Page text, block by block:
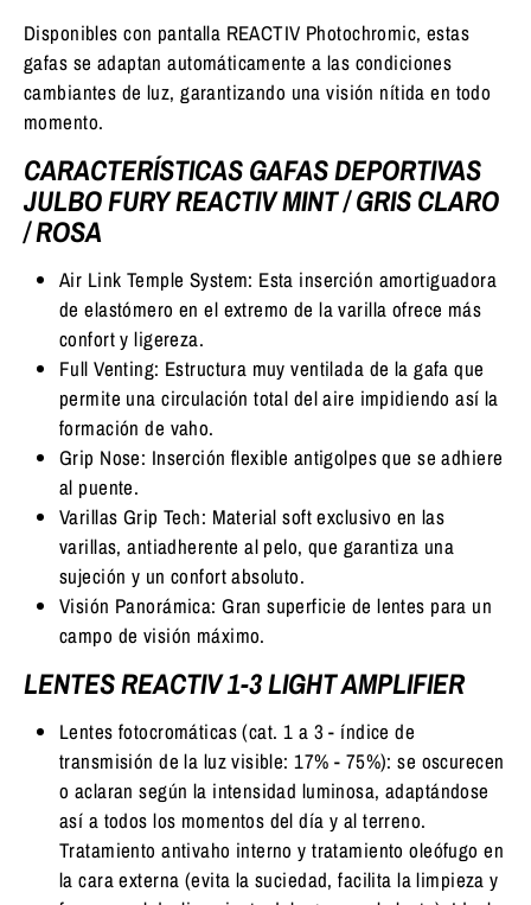
Disponibles con pantalla REACTIV Photochromic, estas
gafas se adaptan automáticamente a las condiciones
cambiantes de luz, garantizando una visión nítida en todo
momento.
CARACTERÍSTICAS GAFAS DEPORTIVAS
JULBO FURY REACTIV MINT / GRIS CLARO
/ ROSA
Air Link Temple System: Esta inserción amortiguadora
de elastómero en el extremo de la varilla ofrece más
confort y ligereza.
Full Venting: Estructura muy ventilada de la gafa que
permite una circulación total del aire impidiendo así la
formación de vaho.
Grip Nose: Inserción flexible antigolpes que se adhiere
al puente.
Varillas Grip Tech: Material soft exclusivo en las
varillas, antiadherente al pelo, que garantiza una
sujeción y un confort absoluto.
Visión Panorámica: Gran superficie de lentes para un
campo de visión máximo.
LENTES REACTIV 1-3 LIGHT AMPLIFIER
Lentes fotocromáticas (cat. 1 a 3 - índice de
transmisión de la luz visible: 17% - 75%): se oscurecen
o aclaran según la intensidad luminosa, adaptándose
así a todos los momentos del día y al terreno.
Tratamiento antivaho interno y tratamiento oleófugo en
la cara externa (evita la suciedad, facilita la limpieza y